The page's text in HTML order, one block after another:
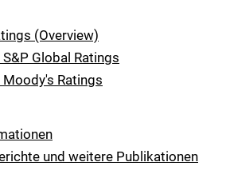
(Overview)
Global Ratings
Ratings
und weitere Publikationen